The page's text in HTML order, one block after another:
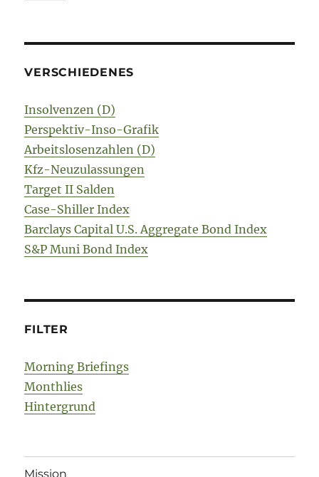
VERSCHIEDENES
Insolvenzen (D)
Perspektiv-Inso-Grafik
Arbeitslosenzahlen (D)
Kfz-Neuzulassungen
Target II Salden
Case-Shiller Index
Barclays Capital U.S. Aggregate Bond Index
S&P Muni Bond Index
FILTER
Morning Briefings
Monthlies
Hintergrund
Mission